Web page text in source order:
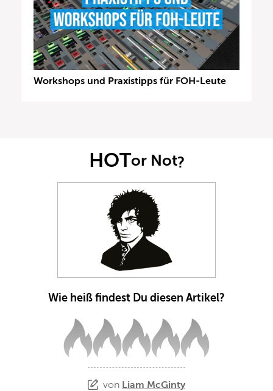
Workshops und Praxistipps für FOH-Leute
HOTor Not?
Wie heiß findest Du diesen Artikel?
von Liam McGinty